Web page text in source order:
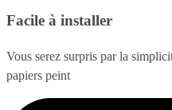
Facile à installer
Vous serez surpris par la
papiers peint